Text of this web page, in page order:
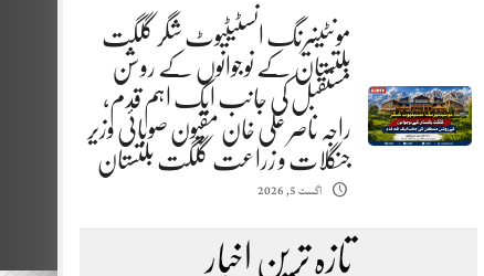
مونٹینیرنگ انسٹیٹیوٹ شگر گلگت
بلتستان کے نوجوانوں کے روشن
مستقبل کی جانب ایک اہم قدم،
راجہ ناصر علی خان مقپون صوبائی وزیر
جنگلات و زراعت گلگت بلتستان
اگست 5, 2026
تازہ ترین اخبار